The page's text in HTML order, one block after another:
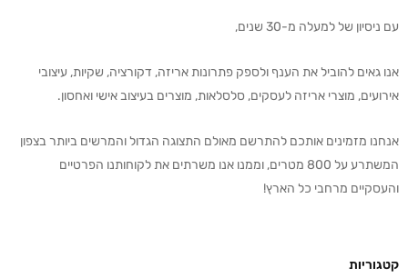
עם ניסיון של למעלה מ-30 שנים,
אנו גאים להוביל את הענף ולספק פתרונות אריזה, דקורציה, שקיות, עיצובי
אירועים, מוצרי אריזה לעסקים, סלסלאות, מוצרים בעיצוב אישי ואחסון.
אנחנו מזמינים אותכם להתרשם מאולם התצוגה הגדול והמרשים ביותר בצפון
המשתרע על 800 מטרים, וממנו אנו משרתים את לקוחותנו הפרטיים
והעסקיים מרחבי כל הארץ!
קטגוריות